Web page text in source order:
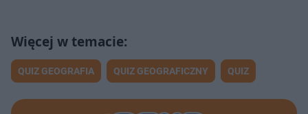
QUIZ GEOGRAFIA QUIZ GEOGRAFICZNY QUIZ